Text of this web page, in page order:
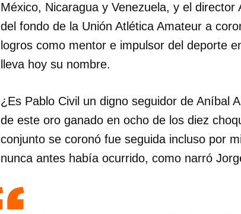
México, Nicaragua y Venezuela, y el
del fondo de la Unión Atlética Amateur a
logros como mentor e impulsor del deporte
lleva hoy su nombre.
¿Es Pablo Civil un digno seguidor de Aníbal
de este oro ganado en ocho de los diez
conjunto se coronó fue seguida incluso por
nunca antes había ocurrido, como narró